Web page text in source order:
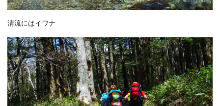
清流にはイワナ